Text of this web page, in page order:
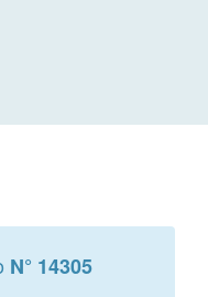
N° 14305